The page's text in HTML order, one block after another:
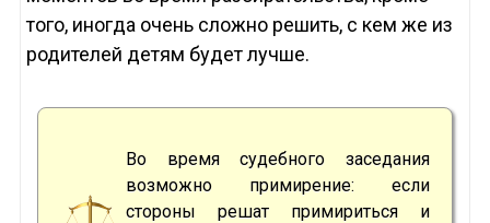
того, иногда очень сложно решить, с кем же из
родителей детям будет лучше.
Во время судебного заседания
возможно примирение: если
стороны решат примириться и